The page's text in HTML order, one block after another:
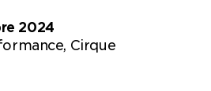
2024
Cirque